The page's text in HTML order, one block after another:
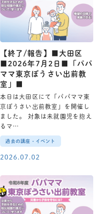
【終了/報告】■大田区
■2026年7月2日■「パパ
ママ東京ぼうさい出前教
室」■
本日は大田区にて「パパママ東
京ぼうさい出前教室」を開催し
ました。 対象は未就園児を抱え
るマ…
過去の講座・イベント
2026.07.02